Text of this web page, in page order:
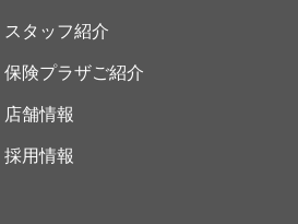
スタッフ紹介
保険プラザご紹介
店舗情報
採用情報